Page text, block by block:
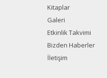
Kitaplar
Galeri
Etkinlik Takvimi
Bizden Haberler
İletişim